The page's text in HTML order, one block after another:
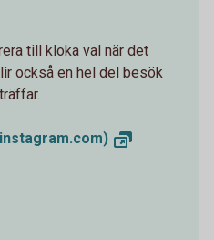
till kloka val när det
också en hel del besök